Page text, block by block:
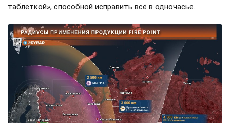
таблеткой», способной исправить всё в одночасье.